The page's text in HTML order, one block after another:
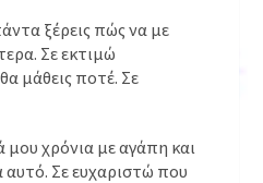
ξέρεις πώς να με
Σε εκτιμώ
μάθεις ποτέ. Σε
μου χρόνια με αγάπη και
αυτό. Σε ευχαριστώ που